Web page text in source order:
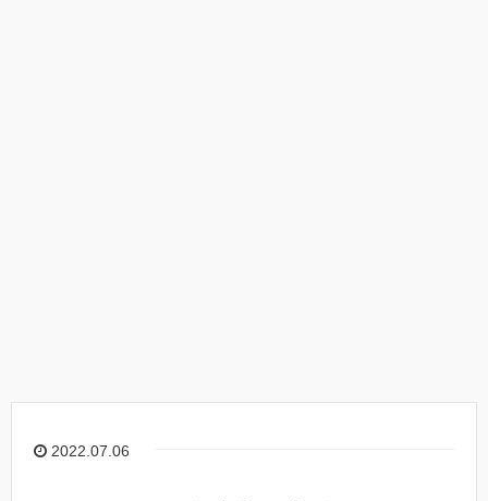
2022.07.06